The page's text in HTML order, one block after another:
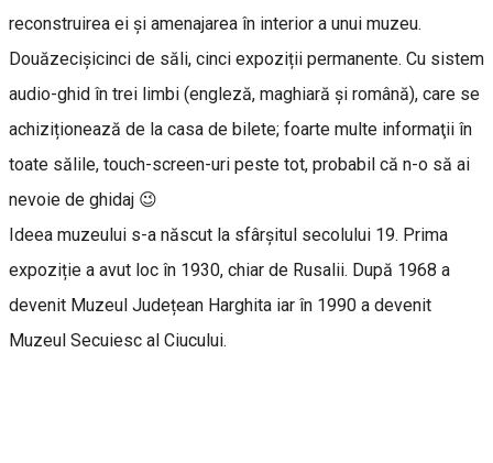
reconstruirea ei și amenajarea în interior a unui muzeu.
Douăzecișicinci de săli, cinci expoziții permanente. Cu sistem
audio-ghid în trei limbi (engleză, maghiară și română), care se
achiziționează de la casa de bilete; foarte multe informaţii în
toate sălile, touch-screen-uri peste tot, probabil că n-o să ai
nevoie de ghidaj 😉
Ideea muzeului s-a născut la sfârșitul secolului 19. Prima
expoziție a avut loc în 1930, chiar de Rusalii. După 1968 a
devenit Muzeul Județean Harghita iar în 1990 a devenit
Muzeul Secuiesc al Ciucului.